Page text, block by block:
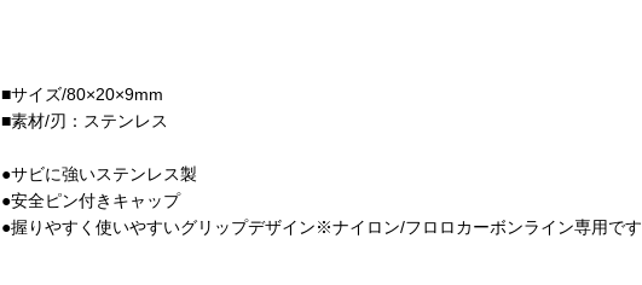
■サイズ/80×20×9mm
■素材/刃：ステンレス
●サビに強いステンレス製
●安全ピン付きキャップ
●握りやすく使いやすいグリップデザイン※ナイロン/フロロカーボンライン専用です